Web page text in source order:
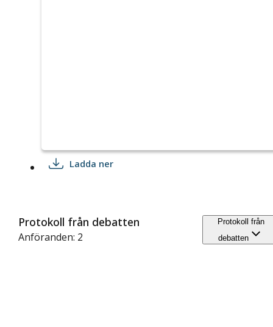
Ladda ner
Protokoll från debatten
Anföranden: 2
Protokoll från
debatten